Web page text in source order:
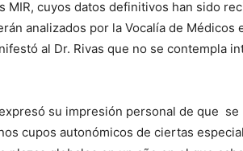
MIR, cuyos datos definitivos han sido
analizados por la Vocalía de Médicos
al Dr. Rivas que no se contempla
su impresión personal de que
cupos autonómicos de ciertas